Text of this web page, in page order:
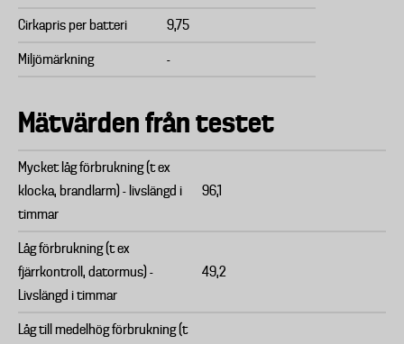
Cirkapris per batteri 9,75
Miljömärkning -
Mätvärden från testet
Mycket låg förbrukning (t ex
klocka, brandlarm) - livslängd i
timmar
96,1
Låg förbrukning (t ex
fjärrkontroll, datormus) -
Livslängd i timmar
49,2
Låg till medelhög förbrukning (t